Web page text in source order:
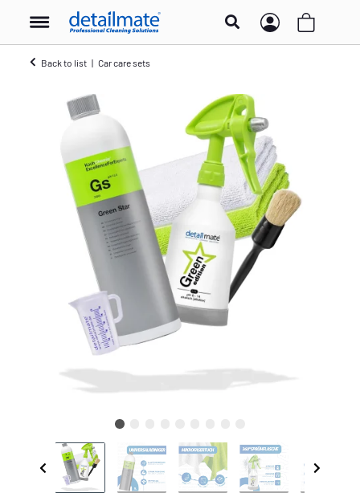
Back to list Car care sets